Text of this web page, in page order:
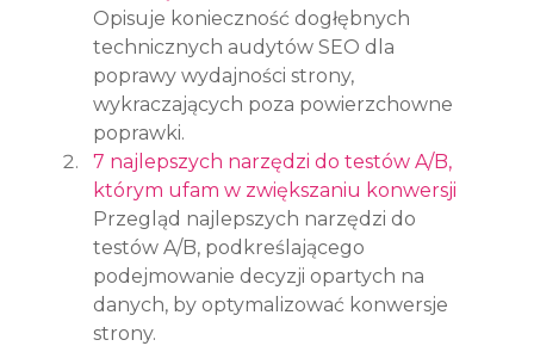
Opisuje konieczność dogłębnych
technicznych audytów SEO dla
poprawy wydajności strony,
wykraczających poza powierzchowne
poprawki.
7 najlepszych narzędzi do testów A/B,
którym ufam w zwiększaniu konwersji
Przegląd najlepszych narzędzi do
testów A/B, podkreślającego
podejmowanie decyzji opartych na
danych, by optymalizować konwersje
strony.